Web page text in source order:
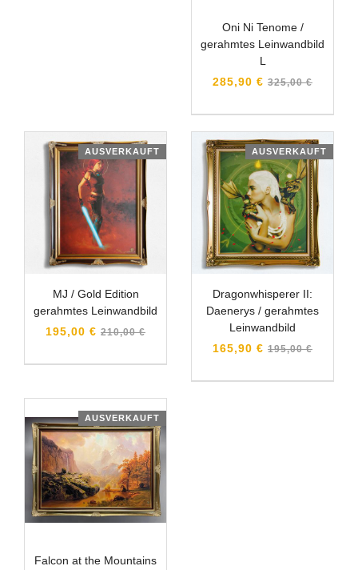
Oni Ni Tenome /
gerahmtes Leinwandbild
L
285,90 € Normaler
325,00 €
AUSVERKAUFT
MJ / Gold Edition
gerahmtes Leinwandbild
195,00 € Normaler
210,00 €
AUSVERKAUFT
Dragonwhisperer II:
Daenerys / gerahmtes
Leinwandbild
165,90 € Normaler
195,00 €
AUSVERKAUFT
Falcon at the Mountains